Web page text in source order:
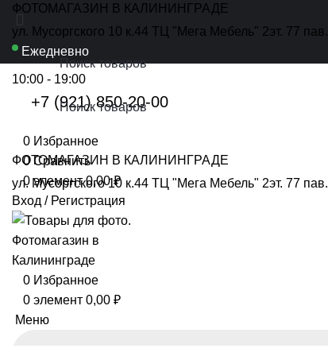
ФОТОМАГАЗИН В КАЛИНИНГРАДЕ
ул. Мусоргского 10 к.44 ТЦ "Мега Мебель" 2эт. 77 пав.
Ежедневно
10:00 - 19:00
+7 (921) 850-20-00
ФОТОМАГАЗИН В КАЛИНИНГРАДЕ
ул. Мусоргского 10 к.44 ТЦ "Мега Мебель" 2эт. 77 пав.
0 Избранное
0 Сравнить
0элемент 0,00₽
Вход / Регистрация
0 Избранное
0 элемент 0,00 ₽
Меню